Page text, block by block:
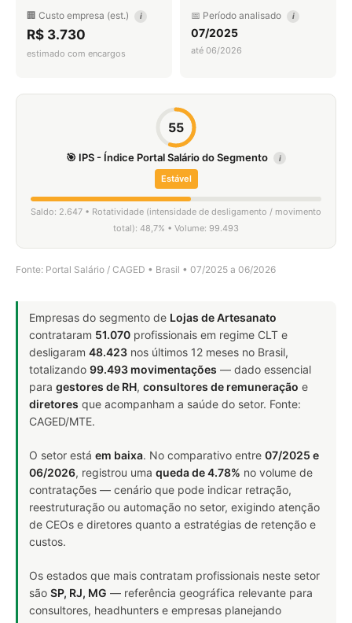
🏢 Custo empresa (est.) i
R$ 3.730
estimado com encargos
📅 Período analisado i
07/2025
até 06/2026
55
🎯 IPS - Índice Portal Salário do Segmento i
Estável
Saldo: 2.647 • Rotatividade (intensidade de desligamento / movimento
total): 48,7% • Volume: 99.493
Fonte: Portal Salário / CAGED • Brasil • 07/2025 a 06/2026
Empresas do segmento de Lojas de Artesanato
contrataram 51.070 profissionais em regime CLT e
desligaram 48.423 nos últimos 12 meses no Brasil,
totalizando 99.493 movimentações — dado essencial
para gestores de RH, consultores de remuneração e
diretores que acompanham a saúde do setor. Fonte:
CAGED/MTE.
O setor está em baixa. No comparativo entre 07/2025 e
06/2026, registrou uma queda de 4.78% no volume de
contratações — cenário que pode indicar retração,
reestruturação ou automação no setor, exigindo atenção
de CEOs e diretores quanto a estratégias de retenção e
custos.
Os estados que mais contratam profissionais neste setor
são SP, RJ, MG — referência geográfica relevante para
consultores, headhunters e empresas planejando